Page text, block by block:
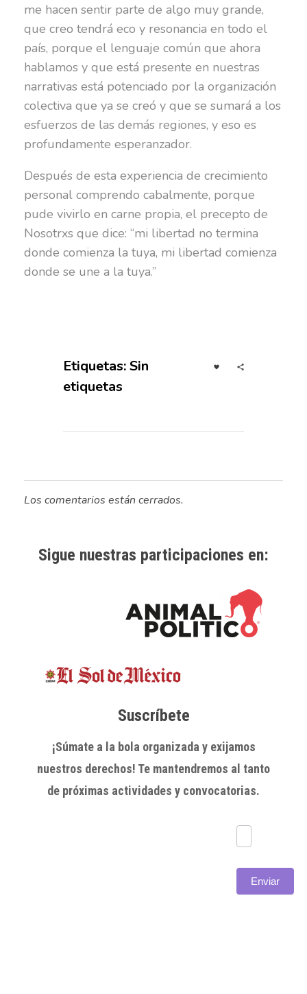
me hacen sentir parte de algo muy grande,
que creo tendrá eco y resonancia en todo el
país, porque el lenguaje común que ahora
hablamos y que está presente en nuestras
narrativas está potenciado por la organización
colectiva que ya se creó y que se sumará a los
esfuerzos de las demás regiones, y eso es
profundamente esperanzador.
Después de esta experiencia de crecimiento
personal comprendo cabalmente, porque
pude vivirlo en carne propia, el precepto de
Nosotrxs que dice: “mi libertad no termina
donde comienza la tuya, mi libertad comienza
donde se une a la tuya.”
Etiquetas: Sin
etiquetas
Los comentarios están cerrados.
Sigue nuestras participaciones en:
Suscríbete
¡Súmate a la bola organizada y exijamos
nuestros derechos! Te mantendremos al tanto
de próximas actividades y convocatorias.
Subscríbete
Enviar